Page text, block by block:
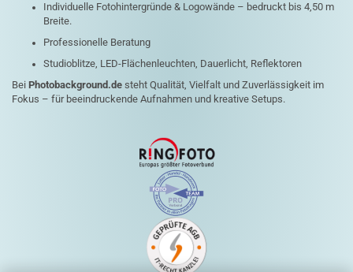
Individuelle Fotohintergründe & Logowände – bedruckt bis 4,50 m
Breite.
Professionelle Beratung
Studioblitze, LED-Flächenleuchten, Dauerlicht, Reflektoren
Bei Photobackground.de steht Qualität, Vielfalt und Zuverlässigkeit im
Fokus – für beeindruckende Aufnahmen und kreative Setups.